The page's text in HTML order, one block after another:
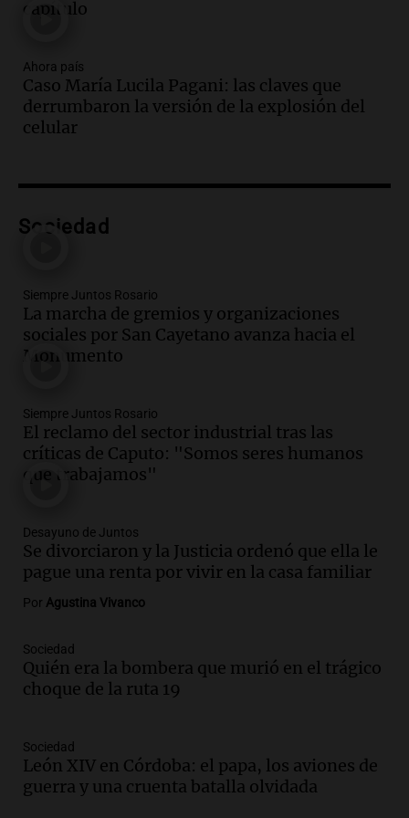
mejoras en programas sociales
Audio.La marcha de gremios y
organizaciones sociales por San
Cayetano avanza hacia el Monumento
Audio.San Cayetano y Aumento de
Argentina en un Resumen Actual
Audio.Lewandowski contra el Gobierno:
"Es un proyecto de país que apunta a una
Argentina extractivista"
Siempre Juntos Rosario
Audio.Kicillof critica la represión
policial en el Congreso por la ley de
propiedad privada
Panorama Federal
Episodios
Un atractivo para la ruralidad y el
público en general
Noticias
Episodios
Córdoba: detuvieron a otros dos
inquilinos por encubrimiento
Juntos
cebolla: hasta 300% en algunos casos,
advierte Cofrutos
Panorama Federal
capítulo
Ahora país
Caso María Lucila Pagani: las claves que
derrumbaron la versión de la explosión del
celular
Sociedad
Siempre Juntos Rosario
La marcha de gremios y organizaciones
sociales por San Cayetano avanza hacia el
Monumento
Siempre Juntos Rosario
El reclamo del sector industrial tras las
críticas de Caputo: "Somos seres humanos
que trabajamos"
Desayuno de Juntos
Se divorciaron y la Justicia ordenó que ella le
pague una renta por vivir en la casa familiar
Por Agustina Vivanco
Sociedad
Quién era la bombera que murió en el trágico
choque de la ruta 19
Sociedad
León XIV en Córdoba: el papa, los aviones de
guerra y una cruenta batalla olvidada